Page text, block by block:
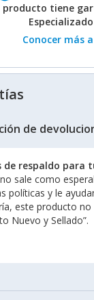
producto tiene
Conocer más
de
de respaldo para
sale como
políticas y le
este producto
Nuevo y Sellado”.